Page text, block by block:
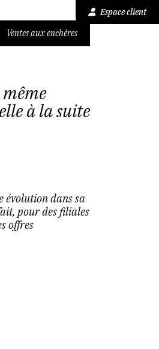
Espace client
Ventes aux enchères
à la suite
évolution dans sa
pour des filiales
offres